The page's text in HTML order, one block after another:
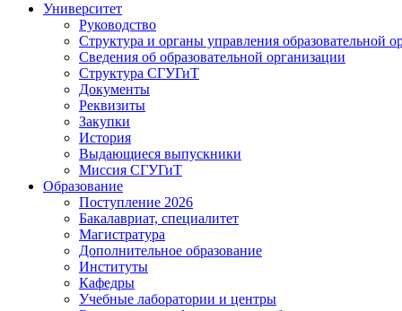
Университет
Руководство
Структура и органы управления образовательной
Сведения об образовательной организации
Структура СГУГиТ
Документы
Реквизиты
Закупки
История
Выдающиеся выпускники
Миссия СГУГиТ
Образование
Поступление 2026
Бакалавриат, специалитет
Магистратура
Дополнительное образование
Институты
Кафедры
Учебные лаборатории и центры